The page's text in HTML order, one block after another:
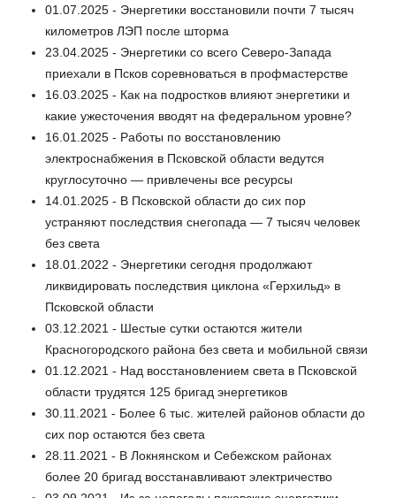
01.07.2025 - Энергетики восстановили почти 7 тысяч
километров ЛЭП после шторма
23.04.2025 - Энергетики со всего Северо-Запада
приехали в Псков соревноваться в профмастерстве
16.03.2025 - Как на подростков влияют энергетики и
какие ужесточения вводят на федеральном уровне?
16.01.2025 - Работы по восстановлению
электроснабжения в Псковской области ведутся
круглосуточно — привлечены все ресурсы
14.01.2025 - В Псковской области до сих пор
устраняют последствия снегопада — 7 тысяч человек
без света
18.01.2022 - Энергетики сегодня продолжают
ликвидировать последствия циклона «Герхильд» в
Псковской области
03.12.2021 - Шестые сутки остаются жители
Красногородского района без света и мобильной связи
01.12.2021 - Над восстановлением света в Псковской
области трудятся 125 бригад энергетиков
30.11.2021 - Более 6 тыс. жителей районов области до
сих пор остаются без света
28.11.2021 - В Локнянском и Себежском районах
более 20 бригад восстанавливают электричество